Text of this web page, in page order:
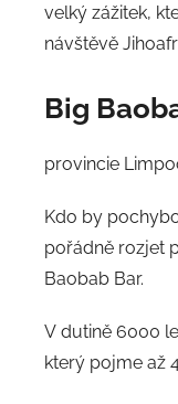
velký zážitek,
návštěvě
Big
provincie
Kdo by
pořádně rozjet
Baobab Bar.
V dutině 6000
který pojme až